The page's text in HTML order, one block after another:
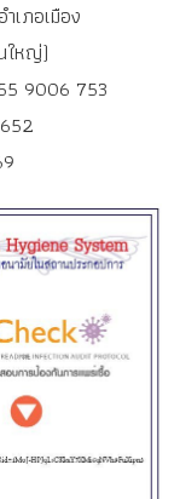
เภอเมือง
ใหญ่)
9006 753